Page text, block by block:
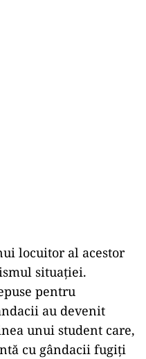
locuitor al acestor
situației.
pentru
au devenit
unui student care,
cu gândacii fugiți